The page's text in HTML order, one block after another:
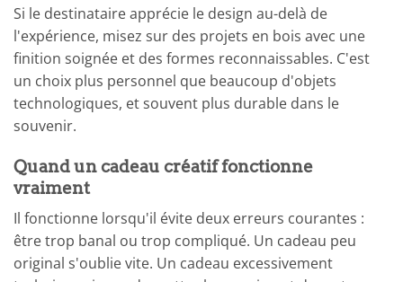
Si le destinataire apprécie le design au-delà de
l'expérience, misez sur des projets en bois avec une
finition soignée et des formes reconnaissables. C'est
un choix plus personnel que beaucoup d'objets
technologiques, et souvent plus durable dans le
souvenir.
Quand un cadeau créatif fonctionne
vraiment
Il fonctionne lorsqu'il évite deux erreurs courantes :
être trop banal ou trop compliqué. Un cadeau peu
original s'oublie vite. Un cadeau excessivement